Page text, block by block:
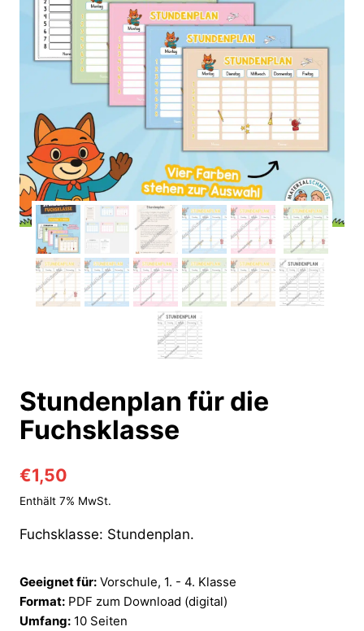
Stundenplan für die
Fuchsklasse
€1,50
Enthält 7% MwSt.
Fuchsklasse: Stundenplan.
Geeignet für: Vorschule, 1. - 4. Klasse
Format: PDF zum Download (digital)
Umfang: 10 Seiten